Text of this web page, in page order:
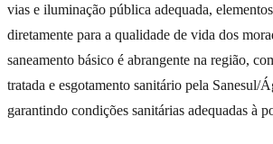
vias e iluminação pública adequada,
diretamente para a qualidade de vida dos
saneamento básico é abrangente na região,
tratada e esgotamento sanitário pela Sanesul/
garantindo condições sanitárias adequadas à